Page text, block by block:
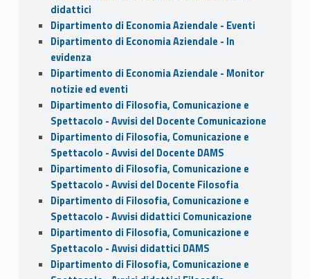
didattici
Dipartimento di Economia Aziendale - Eventi
Dipartimento di Economia Aziendale - In
evidenza
Dipartimento di Economia Aziendale - Monitor
notizie ed eventi
Dipartimento di Filosofia, Comunicazione e
Spettacolo - Avvisi del Docente Comunicazione
Dipartimento di Filosofia, Comunicazione e
Spettacolo - Avvisi del Docente DAMS
Dipartimento di Filosofia, Comunicazione e
Spettacolo - Avvisi del Docente Filosofia
Dipartimento di Filosofia, Comunicazione e
Spettacolo - Avvisi didattici Comunicazione
Dipartimento di Filosofia, Comunicazione e
Spettacolo - Avvisi didattici DAMS
Dipartimento di Filosofia, Comunicazione e